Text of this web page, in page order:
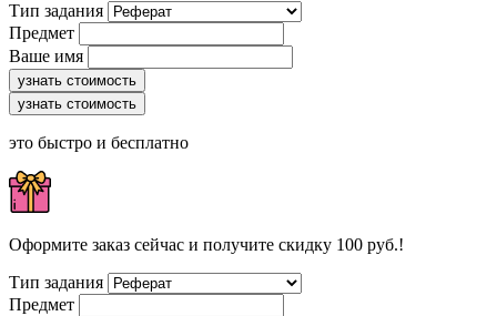
Тип задания
Предмет
Ваше имя
узнать стоимость
узнать стоимость
это быстро и бесплатно
Оформите заказ сейчас и получите скидку 100 руб.!
Тип задания
Предмет